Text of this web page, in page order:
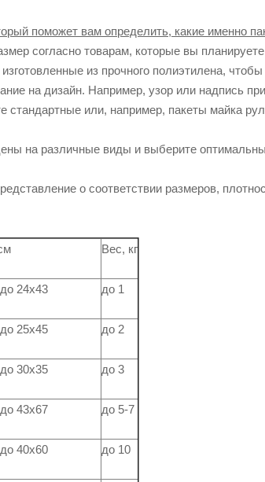
поможет вам определить, какие именно
согласно товарам, которые вы планируете
из прочного полиэтилена,
на дизайн. Например, узор или надпись
стандартные или, например, пакеты майка
на различные виды и выберите
о соответствии размеров,
Вес, кг
24х43 до 1
25х45 до 2
30х35 до 3
43х67 до 5-7
40х60 до 10